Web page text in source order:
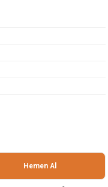
Hemen Al